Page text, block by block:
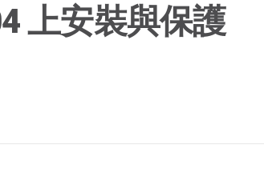
上安裝與保護